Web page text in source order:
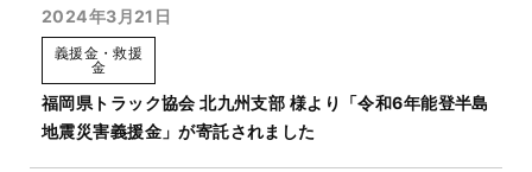
2024年3月21日
義援金・救援
金
福岡県トラック協会 北九州支部 様より「令和6年能登半島
地震災害義援金」が寄託されました